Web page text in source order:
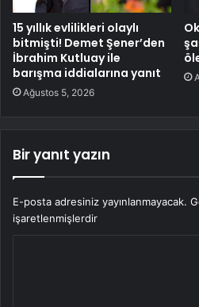
15 yıllık evlilikleri olaylı
bitmişti! Demet Şener’den
İbrahim Kutluay ile
barışma iddialarına yanıt
Ağustos 5, 2026
Bir yanıt yazın
E-posta adresiniz yayınlanmayacak.
işaretlenmişlerdir